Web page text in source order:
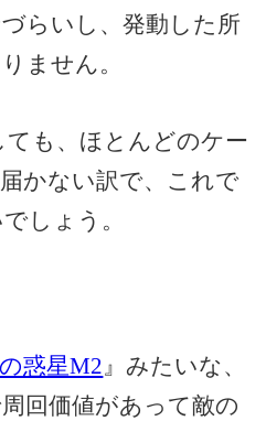
らいし、発動した所
ません。
ても、ほとんどのケー
かない訳で、これで
しょう。
惑星M2』みたいな、
回価値があって敵の